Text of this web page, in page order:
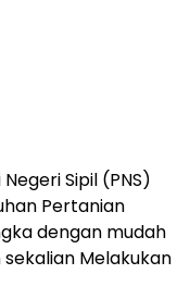
Sipil (PNS)
Pertanian
dengan mudah
Melakukan